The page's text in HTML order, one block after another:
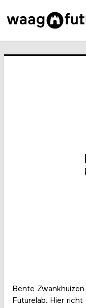
Bente
Futurelab. Hier